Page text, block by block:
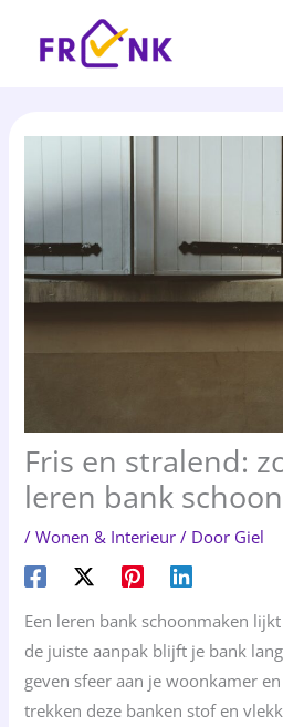
Fris en stralend:
leren bank schoon
/Wonen & Interieur / Door Giel
Een leren bank schoonmaken
de juiste aanpak blijft je bank
geven sfeer aan je woonkamer
trekken deze banken stof en